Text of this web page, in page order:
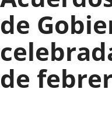
de
de